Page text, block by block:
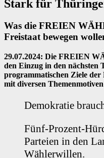
Stark für
Was die FREIEN
Freistaat bewegen
29.07.2024: Die FREIEN
den Einzug in den
programmatischen Ziele
mit diversen
Demokratie
Fünf-Prozent-
Parteien in den
Wählerwillen.